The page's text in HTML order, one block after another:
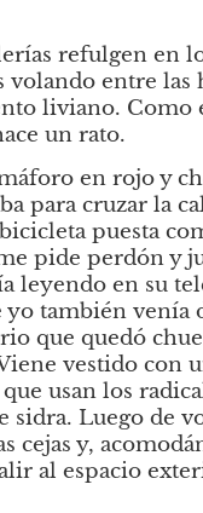
refulgen en
volando entre las
liviano. Como
un rato.
en rojo y
para cruzar la
puesta
pide perdón y
leyendo en su
también venía
que quedó
vestido con
usan los
sidra. Luego de
cejas y,
al espacio